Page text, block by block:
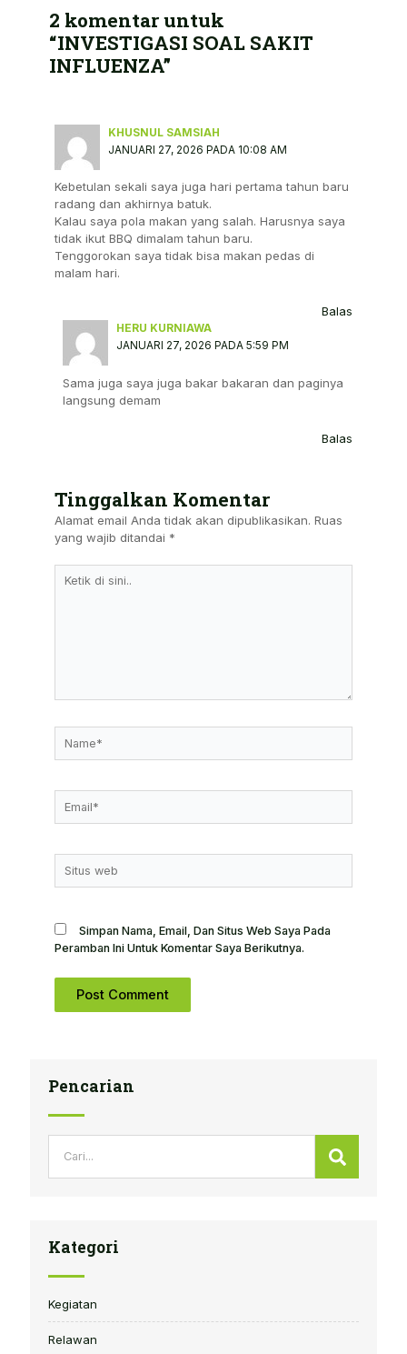
2 komentar untuk
“INVESTIGASI SOAL SAKIT
INFLUENZA”
KHUSNUL SAMSIAH
JANUARI 27, 2026 PADA 10:08 AM
Kebetulan sekali saya juga hari pertama tahun baru
radang dan akhirnya batuk.
Kalau saya pola makan yang salah. Harusnya saya
tidak ikut BBQ dimalam tahun baru.
Tenggorokan saya tidak bisa makan pedas di
malam hari.
Balas
HERU KURNIAWA
JANUARI 27, 2026 PADA 5:59 PM
Sama juga saya juga bakar bakaran dan paginya
langsung demam
Balas
Tinggalkan Komentar
Alamat email Anda tidak akan dipublikasikan. Ruas
yang wajib ditandai *
Web
Simpan Nama, Email, Dan Situs Web Saya Pada
Peramban Ini Untuk Komentar Saya Berikutnya.
Pencarian
Kategori
Kegiatan
Relawan